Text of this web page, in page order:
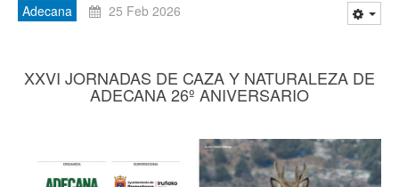
Adecana 25 Feb 2026
XXVI JORNADAS DE CAZA Y NATURALEZA DE
ADECANA 26º ANIVERSARIO